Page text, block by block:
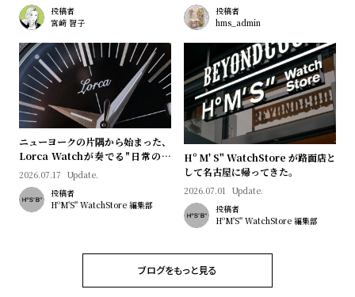
質
問
わ
せ
投稿者
宮﨑 智子
投稿者
hms_admin
ニューヨークの片隅から始まった、
Lorca Watchが奏でる"日常のロ
マン"｜Brand Picks #08
2026.07.17 Update.
投稿者
HºM'S" WatchStore 編集部
Hº M' S" WatchStore が路面店と
して名古屋に帰ってきた。
2026.07.01 Update.
投稿者
HºM'S" WatchStore 編集部
ブログをもっと見る